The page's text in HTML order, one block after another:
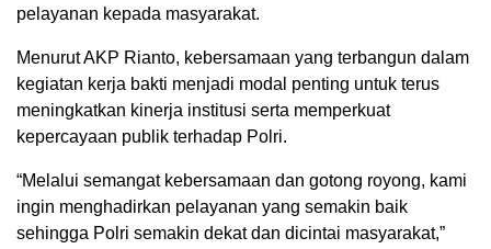
pelayanan kepada masyarakat.
Menurut AKP Rianto, kebersamaan yang terbangun dalam
kegiatan kerja bakti menjadi modal penting untuk terus
meningkatkan kinerja institusi serta memperkuat
kepercayaan publik terhadap Polri.
“Melalui semangat kebersamaan dan gotong royong, kami
ingin menghadirkan pelayanan yang semakin baik
sehingga Polri semakin dekat dan dicintai masyarakat,”